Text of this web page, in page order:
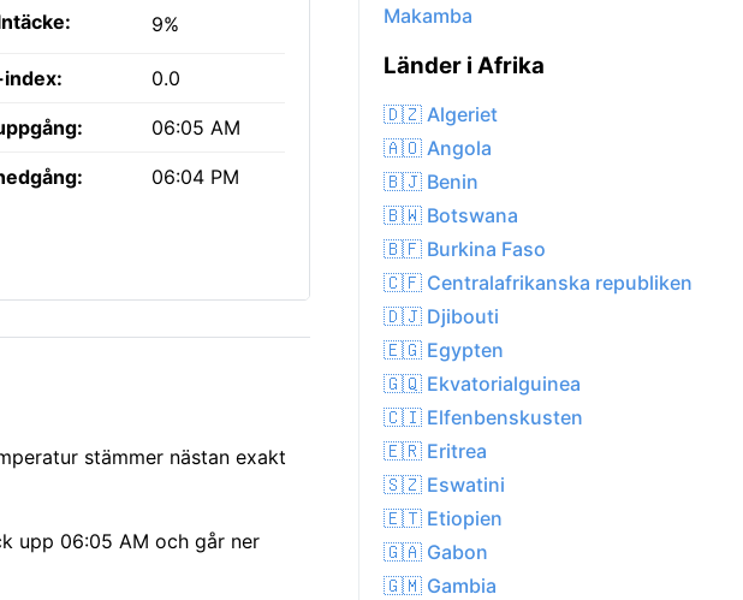
9%
0.0
06:05 AM
06:04 PM
stämmer nästan exakt
upp 06:05 AM och går ner
Makamba
Länder i Afrika
🇩🇿 Algeriet
🇦🇴 Angola
🇧🇯 Benin
🇧🇼 Botswana
🇧🇫 Burkina Faso
🇨🇫 Centralafrikanska republiken
🇩🇯 Djibouti
🇪🇬 Egypten
🇬🇶 Ekvatorialguinea
🇨🇮 Elfenbenskusten
🇪🇷 Eritrea
🇸🇿 Eswatini
🇪🇹 Etiopien
🇬🇦 Gabon
🇬🇲 Gambia